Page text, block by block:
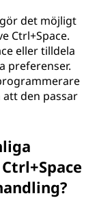
det möjligt
Ctrl+Space.
eller tilldela
preferenser.
den passar